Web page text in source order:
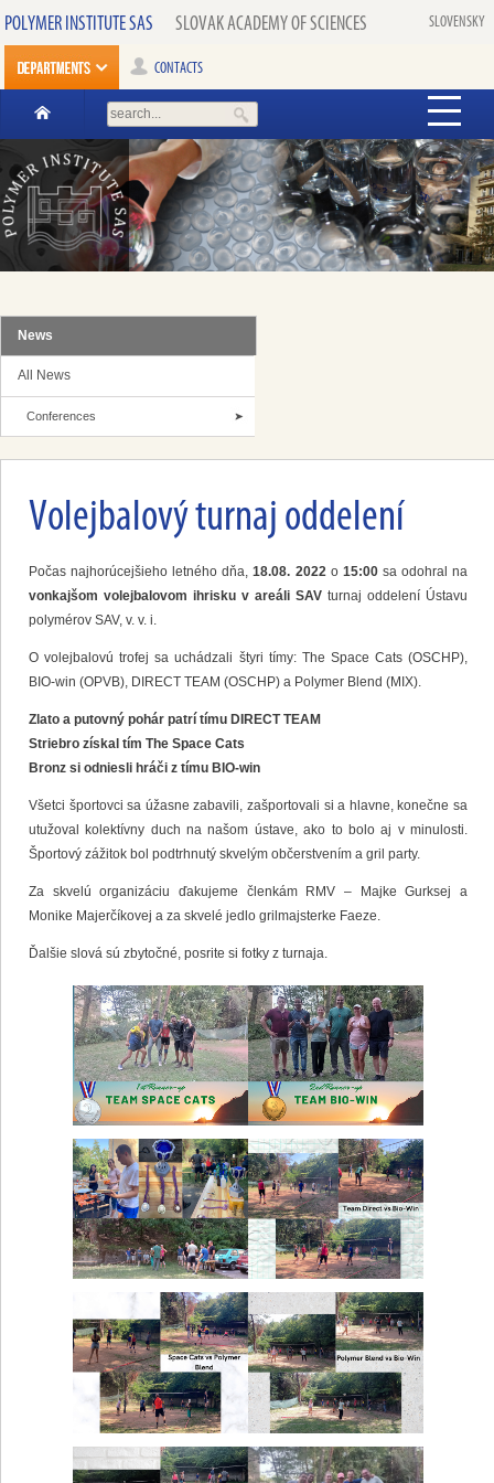
POLYMER INSTITUTE SAS SLOVAK ACADEMY OF SCIENCES SLOVENSKY
CONTACTS
News
All News
Conferences
Volejbalový turnaj oddelení
Počas najhorúcejšieho letného dňa,18.08. 2022o 15:00sa odohral na
vonkajšom volejbalovom ihrisku v areáli SAV turnaj oddelení Ústavu
polymérov SAV, v. v. i.
O volejbalovú trofej sa uchádzali štyri tímy: The Space Cats (OSCHP),
BIO-win (OPVB), DIRECT TEAM (OSCHP) a Polymer Blend (MIX).
Zlato a putovný pohár patrí tímu DIRECT TEAM
Striebro získal tím The Space Cats
Bronz si odniesli hráči z tímu BIO-win
Všetci športovci sa úžasne zabavili, zašportovali si a hlavne, konečne sa
utužoval kolektívny duch na našom ústave, ako to bolo aj v minulosti.
Športový zážitok bol podtrhnutý skvelým občerstvením a gril party.
Za skvelú organizáciu ďakujeme členkám RMV – Majke Gurksej a
Monike Majerčíkovej a za skvelé jedlo grilmajsterke Faeze.
Ďalšie slová sú zbytočné, posrite si fotky z turnaja.